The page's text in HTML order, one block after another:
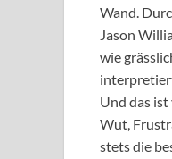
Wand.
Jason
wie
Und das ist
Wut,
stets die